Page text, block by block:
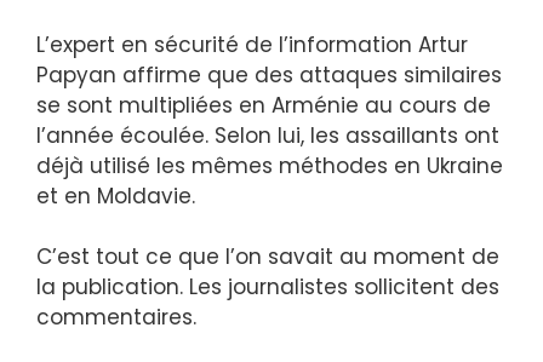
L’expert en sécurité de l’information Artur
Papyan affirme que des attaques similaires
se sont multipliées en Arménie au cours de
l’année écoulée. Selon lui, les assaillants ont
déjà utilisé les mêmes méthodes en Ukraine
et en Moldavie.
C’est tout ce que l’on savait au moment de
la publication. Les journalistes sollicitent des
commentaires.